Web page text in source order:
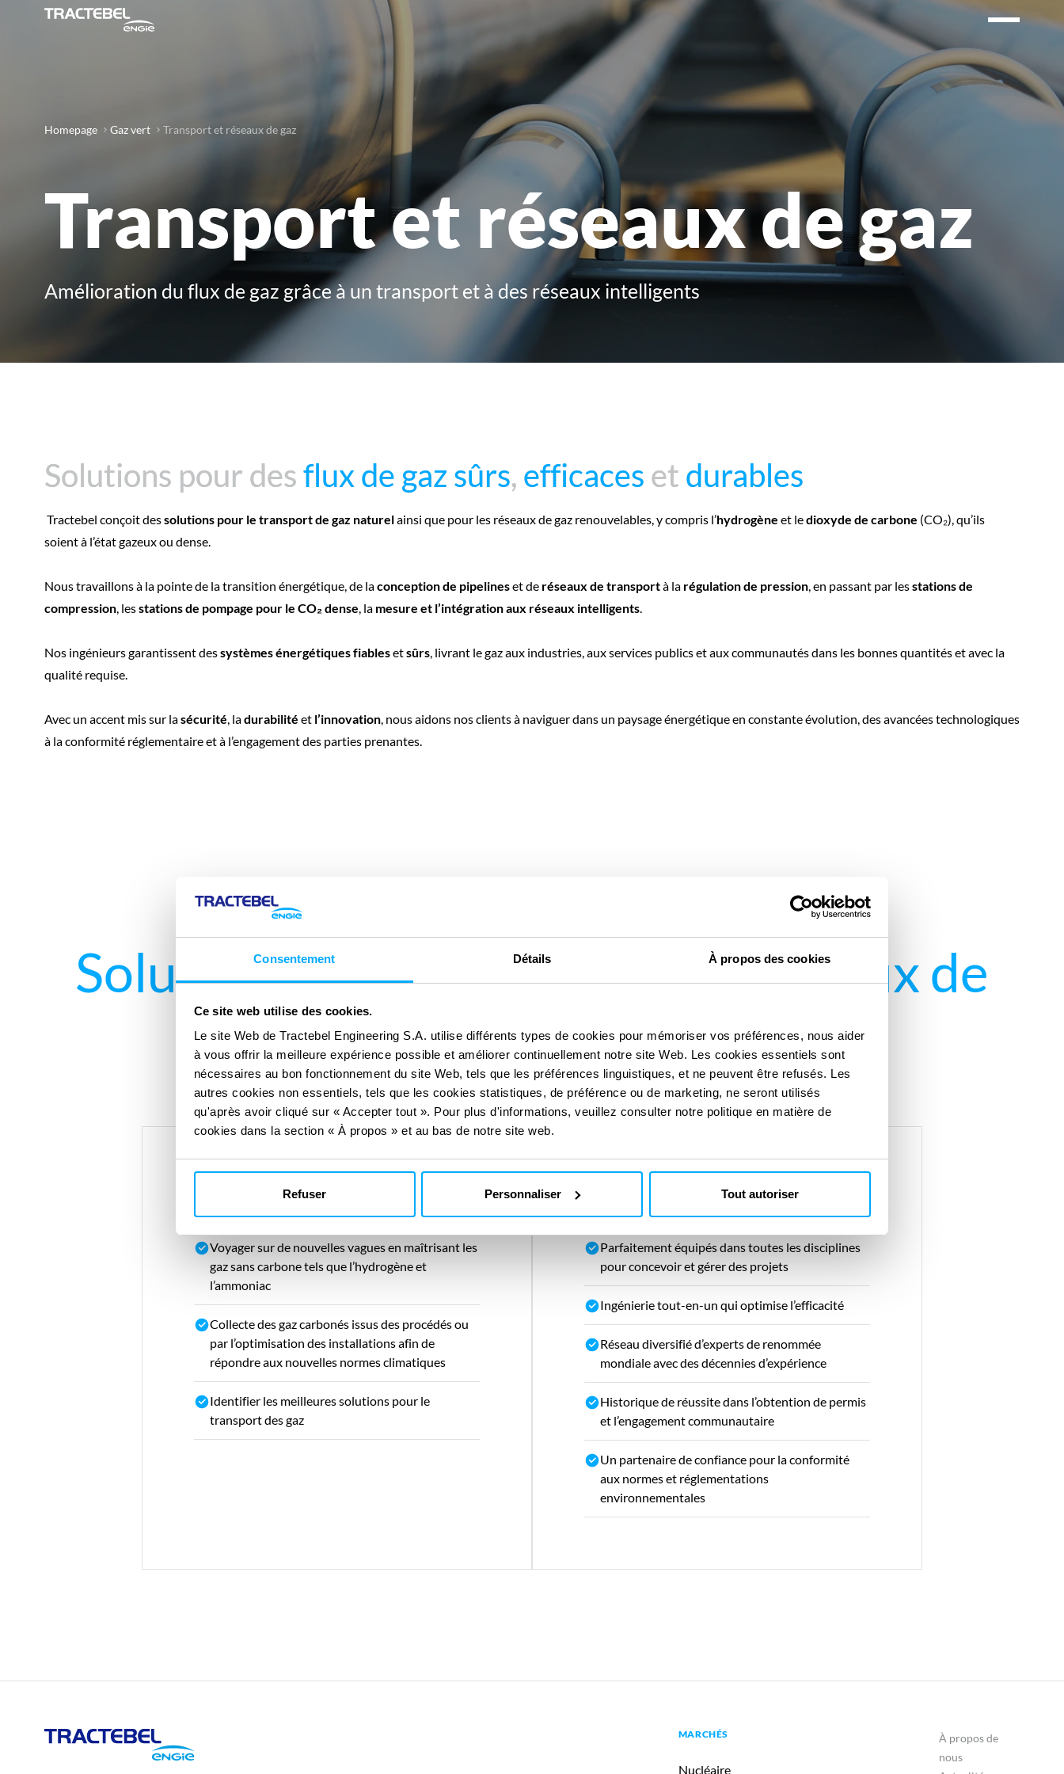
Consentement Détails À propos des cookies
Ce site web utilise des cookies.
Le site Web de Tractebel Engineering S.A. utilise différents types de cookies pour mémoriser vos préférences, nous aider
à vous offrir la meilleure expérience possible et améliorer continuellement notre site Web. Les cookies essentiels sont
nécessaires au bon fonctionnement du site Web, tels que les préférences linguistiques, et ne peuvent être refusés. Les
autres cookies non essentiels, tels que les cookies statistiques, de préférence ou de marketing, ne seront utilisés
qu'après avoir cliqué sur « Accepter tout ». Pour plus d'informations, veuillez consulter notre politique en matière de
cookies dans la section « À propos » et au bas de notre site web.
Refuser Personnaliser Tout autoriser
Ouvrir
le
menu
Homepage Gaz vert Transport et réseaux de gaz
Transport et réseaux de gaz
Amélioration du flux de gaz grâce à un transport et à des réseaux intelligents
Solutions pour desflux de gaz sûrs, efficaces et durables
Solutions pour desflux de gaz sûrs, efficaces et durables
Tractebel conçoit dessolutions pour le transport de gaz naturelainsi que pour les réseaux de gaz renouvelables, y compris l’hydrogène et ledioxyde de carbone (CO₂), qu’ils
soient à l’état gazeux ou dense.
Nous travaillons à la pointe de la transition énergétique, de laconception de pipelineset de réseaux de transportà la régulation de pression, en passant par lesstations de
compression, lesstations de pompage pour le CO₂ dense, la mesure et l’intégration aux réseaux intelligents.
Nos ingénieurs garantissent dessystèmes énergétiques fiablesetsûrs, livrant le gaz aux industries, aux services publics et aux communautés dans les bonnes quantités et avec la
qualité requise.
Avec un accent mis sur lasécurité, ladurabilité et l’innovation, nous aidons nos clients à naviguer dans un paysage énergétique en constante évolution, des avancées technologiques
à la conformité réglementaire et à l’engagement des parties prenantes.
Solutions de transport et de réseaux de
gaz
Vos opportunités
Voyager sur de nouvelles vagues en maîtrisant les
gaz sans carbone tels que l’hydrogène et
l’ammoniac
Collecte des gaz carbonés issus des procédés ou
par l’optimisation des installations afin de
répondre aux nouvelles normes climatiques
Identifier les meilleures solutions pour le
transport des gaz
Notre valeur ajoutée
Parfaitement équipés dans toutes les disciplines
pour concevoir et gérer des projets
Ingénierie tout-en-un qui optimise l’efficacité
Réseau diversifié d’experts de renommée
mondiale avec des décennies d’expérience
Historique de réussite dans l’obtention de permis
et l’engagement communautaire
Un partenaire de confiance pour la conformité
aux normes et réglementations
environnementales
Engie
MARCHÉS
Nucléaire
À propos de
nous